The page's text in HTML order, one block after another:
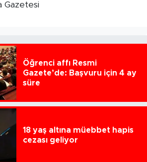
Gazetesi
Öğrenci affı Resmi
Gazete’de: Başvuru için 4 ay
süre
18 yaş altına müebbet hapis
cezası geliyor